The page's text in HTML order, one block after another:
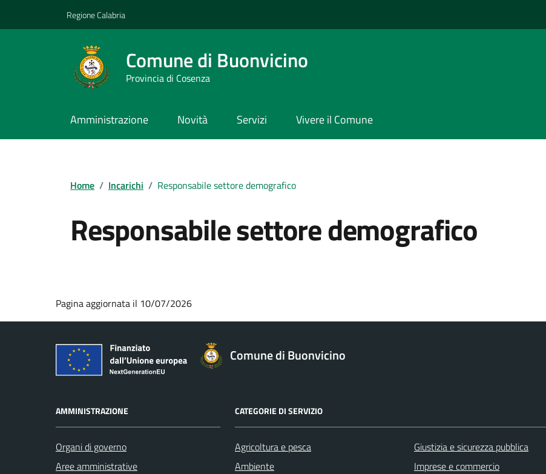
Regione Calabria
Comune di Buonvicino
Provincia di Cosenza
Amministrazione Novità Servizi Vivere il Comune
Home / Incarichi / Responsabile settore demografico
Responsabile settore demografico
Pagina aggiornata il 10/07/2026
Comune di Buonvicino
AMMINISTRAZIONE
Organi di governo
Aree amministrative
CATEGORIE DI SERVIZIO
Agricoltura e pesca
Ambiente
Giustizia e sicurezza pubblica
Imprese e commercio